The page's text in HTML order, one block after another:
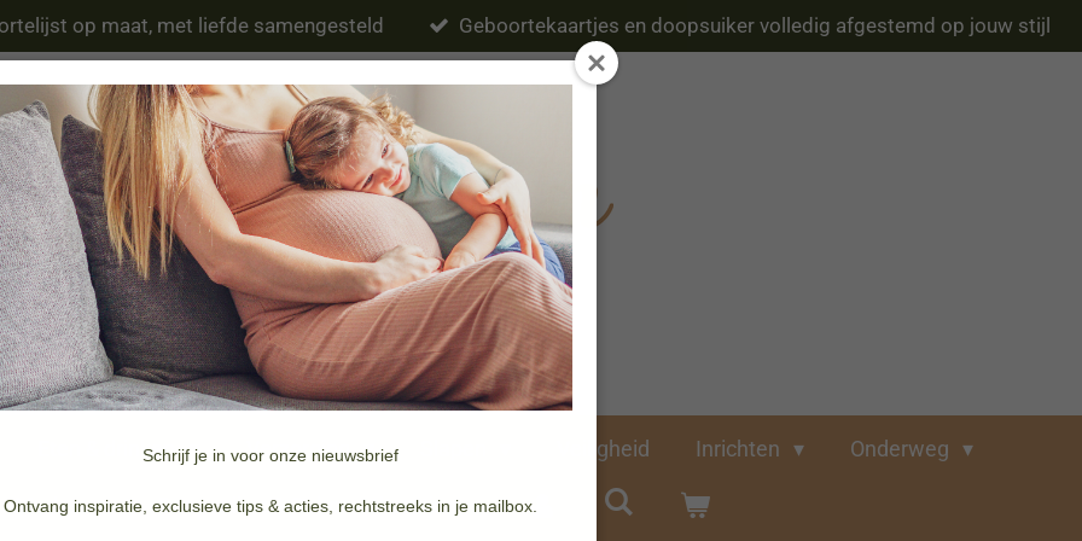
Schrijf je in voor onze nieuwsbrief
Ontvang inspiratie, exclusieve tips & acties, rechtstreeks in je mailbox.
op maat, met liefde samengesteld Geboortekaartjes en doopsuiker volledig afgestemd op jouw stijl
Eten & drinken Verzorging Veiligheid Inrichten Onderweg
Merken Doopsuiker & Geboortekaartjes